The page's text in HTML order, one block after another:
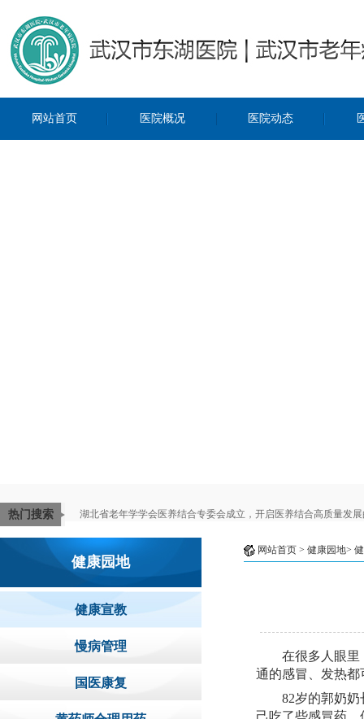
网站首页 医院概况 医院动态
热门搜索 湖北省老年学学会医养结合专委会成立，开启医养结合高质量发
健康园地
健康宣教
慢病管理
国医康复
网站首页 > 健康园地>
在很多人眼里
通的感冒、发热
82岁的郭奶奶
己吃了些感冒药，